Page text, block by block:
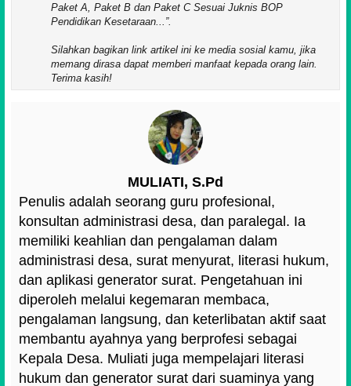
Paket A, Paket B dan Paket C Sesuai Juknis BOP
Pendidikan Kesetaraan...
.
Silahkan bagikan link artikel ini ke media sosial kamu, jika
memang dirasa dapat memberi manfaat kepada orang lain.
Terima kasih!
MULIATI, S.Pd
Penulis adalah seorang guru profesional,
konsultan administrasi desa, dan paralegal. Ia
memiliki keahlian dan pengalaman dalam
administrasi desa, surat menyurat, literasi hukum,
dan aplikasi generator surat. Pengetahuan ini
diperoleh melalui kegemaran membaca,
pengalaman langsung, dan keterlibatan aktif saat
membantu ayahnya yang berprofesi sebagai
Kepala Desa. Muliati juga mempelajari literasi
hukum dan generator surat dari suaminya yang